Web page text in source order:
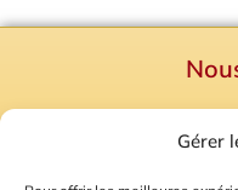
Gérer
Mentions